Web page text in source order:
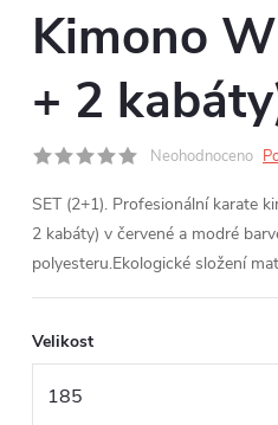
Kimono
+ 2
Neohodnoceno
SET (2+1). Profesionální karate
2 kabáty) v červené a modré
polyesteru.Ekologické složení
Velikost